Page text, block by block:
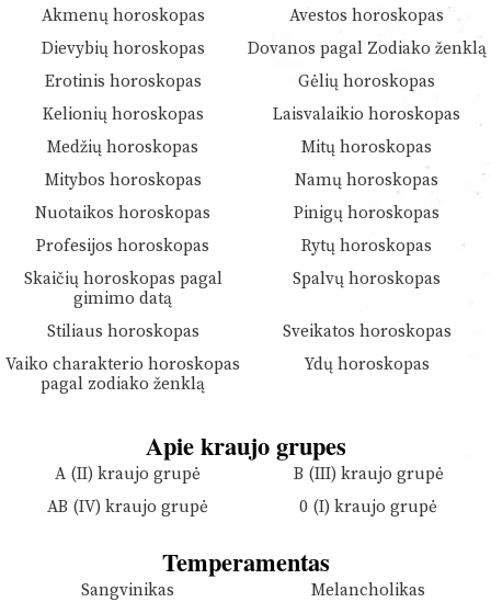
Akmenų horoskopas
Avestos horoskopas
Dievybių horoskopas
Dovanos pagal Zodiako ženklą
Erotinis horoskopas
Gėlių horoskopas
Kelionių horoskopas
Laisvalaikio horoskopas
Medžių horoskopas
Mitų horoskopas
Mitybos horoskopas
Namų horoskopas
Nuotaikos horoskopas
Pinigų horoskopas
Profesijos horoskopas
Rytų horoskopas
Skaičių horoskopas pagal
gimimo datą
Spalvų horoskopas
Stiliaus horoskopas
Sveikatos horoskopas
Vaiko charakterio horoskopas
pagal zodiako ženklą
Ydų horoskopas
Apie kraujo grupes
A (II) kraujo grupė
B (III) kraujo grupė
AB (IV) kraujo grupė
0 (I) kraujo grupė
Temperamentas
Sangvinikas
Melancholikas